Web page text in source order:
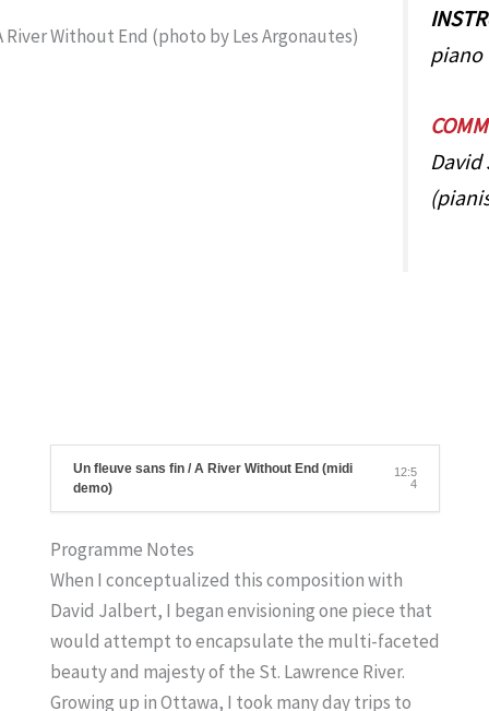
piano
Un fleuve sans fin / A River Without End (midi
demo)
12:5
4
Programme Notes
When I conceptualized this composition with
David Jalbert, I began envisioning one piece that
would attempt to encapsulate the multi-faceted
beauty and majesty of the St. Lawrence River.
Growing up in Ottawa, I took many day trips to